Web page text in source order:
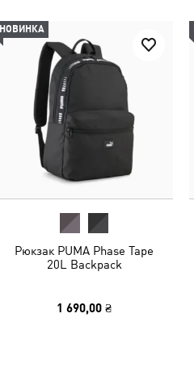
НОВИНКА
Рюкзак PUMA Phase Tape
20L Backpack
1 690,00 ₴